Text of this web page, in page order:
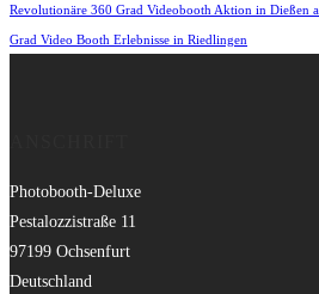
Revolutionäre 360 Grad Videobooth Aktion in Dießen
Grad Video Booth Erlebnisse in Riedlingen
Photobooth-Deluxe
Pestalozzistraße 11
97199 Ochsenfurt
Deutschland